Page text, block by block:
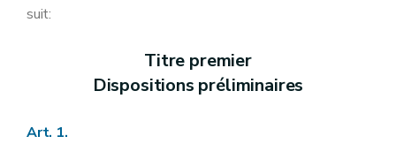
Des pouvoirs
Chapitre Ier
Dispositions générales
suit:
Titre premier
Dispositions préliminaires
Art. 1.